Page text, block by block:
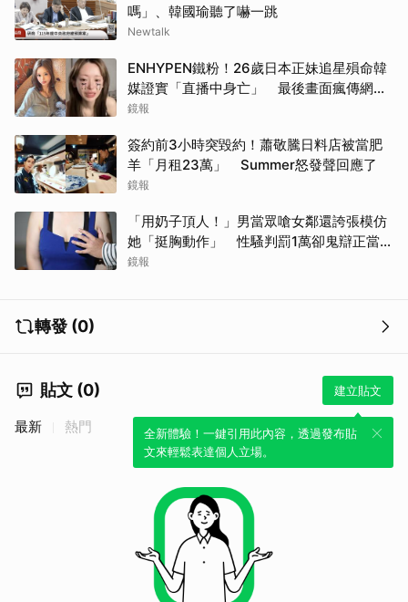
嗎」、韓國瑜聽了嚇一跳
Newtalk
ENHYPEN鐵粉！26歲日本正妹追星殞命韓
媒證實「直播中身亡」 最後畫面瘋傳網痛
心：網暴害死人
鏡報
簽約前3小時突毀約！蕭敬騰日料店被當肥
羊「月租23萬」 Summer怒發聲回應了
鏡報
「用奶子頂人！」男當眾嗆女鄰還誇張模仿
她「挺胸動作」 性騷判罰1萬卻鬼辯正當防
衛
鏡報
轉發 (0)
貼文 (0) 建立貼文
全新體驗！一鍵引用此內容，透過發布貼
文來輕鬆表達個人立場。
最新 熱門